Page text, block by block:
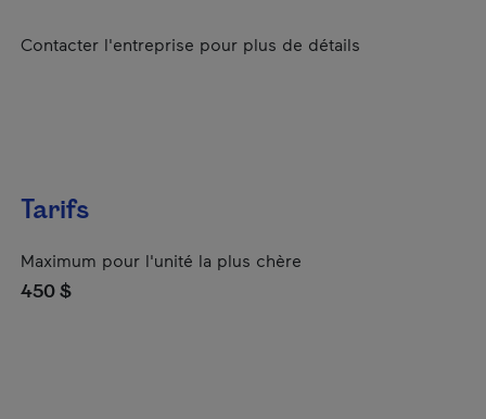
Contacter l'entreprise pour plus de détails
Tarifs
Maximum pour l'unité la plus chère
450 $